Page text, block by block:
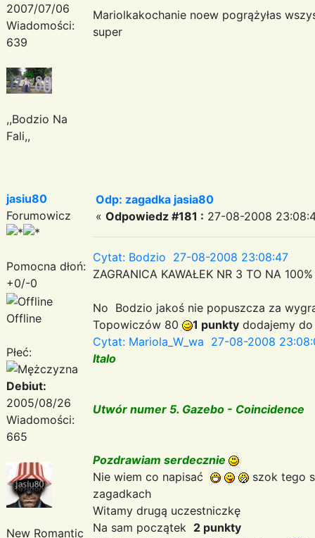
2007/07/06
Wiadomości:
639
,,Bodzio Na
Fali,,
Mariolkakochanie noew pogrążyłas
super
jasiu80
Forumowicz
Pomocna dłoń:
+0/-0
Offline
Płeć:
Debiut:
2005/08/26
Wiadomości:
665
New Romantic
Odp: zagadka jasia80
« Odpowiedz #181 : 27-08-2008
Cytat: Bodzio 27-08-2008 23:08:47
ZAGRANICA KAWAŁEK NR 3 TO NA
No Bodzio jakoś nie popuszcza za
Topowiczów 80
1 punkty dodajemy
Cytat: Mariola_W_wa 27-08-2008
Italo
Utwór numer 5. Gazebo - Coincidence
Pozdrawiam serdecznie
Nie wiem co napisać
szok tego
zagadkach
Witamy drugą uczestniczkę
Na sam początek 2 punkty